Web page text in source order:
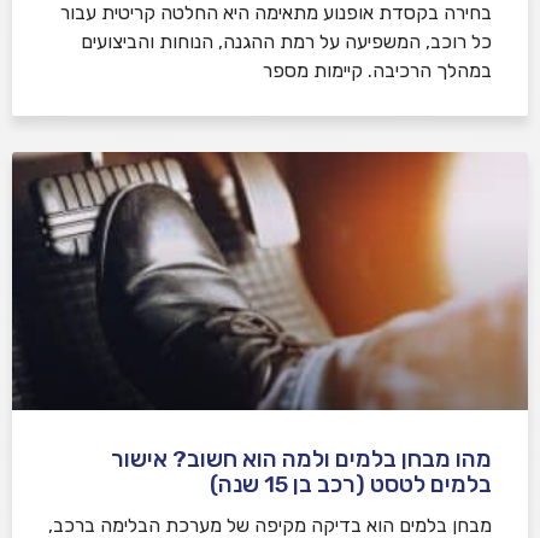
בחירה בקסדת אופנוע מתאימה היא החלטה קריטית עבור
כל רוכב, המשפיעה על רמת ההגנה, הנוחות והביצועים
במהלך הרכיבה. קיימות מספר
מהו מבחן בלמים ולמה הוא חשוב? אישור
בלמים לטסט (רכב בן 15 שנה)
מבחן בלמים הוא בדיקה מקיפה של מערכת הבלימה ברכב,